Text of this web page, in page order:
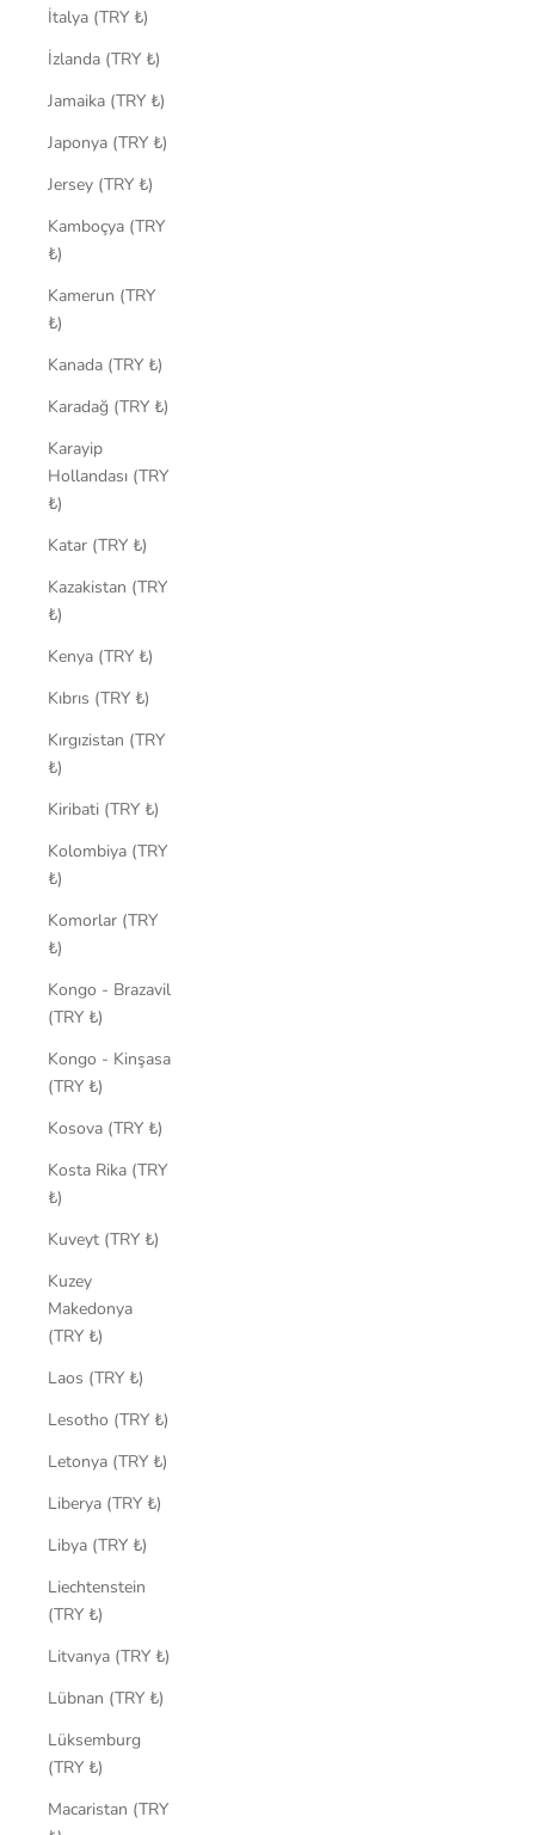
İtalya (TRY ₺)
İzlanda (TRY ₺)
Jamaika (TRY ₺)
Japonya (TRY ₺)
Jersey (TRY ₺)
Kamboçya (TRY
₺)
Kamerun (TRY
₺)
Kanada (TRY ₺)
Karadağ (TRY ₺)
Karayip
Hollandası (TRY
₺)
Katar (TRY ₺)
Kazakistan (TRY
₺)
Kenya (TRY ₺)
Kıbrıs (TRY ₺)
Kırgızistan (TRY
₺)
Kiribati (TRY ₺)
Kolombiya (TRY
₺)
Komorlar (TRY
₺)
Kongo - Brazavil
(TRY ₺)
Kongo - Kinşasa
(TRY ₺)
Kosova (TRY ₺)
Kosta Rika (TRY
₺)
Kuveyt (TRY ₺)
Kuzey
Makedonya
(TRY ₺)
Laos (TRY ₺)
Lesotho (TRY ₺)
Letonya (TRY ₺)
Liberya (TRY ₺)
Libya (TRY ₺)
Liechtenstein
(TRY ₺)
Litvanya (TRY ₺)
Lübnan (TRY ₺)
Lüksemburg
(TRY ₺)
Macaristan (TRY